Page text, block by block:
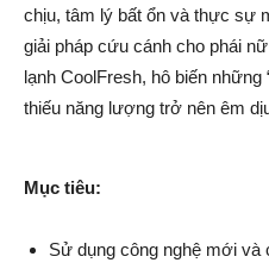
chịu, tâm lý bất ổn và thực sự
giải pháp cứu cánh cho phái
lạnh CoolFresh, hô biến những
thiếu năng lượng trở nên êm
Mục tiêu:
Sử dụng công nghệ mới và